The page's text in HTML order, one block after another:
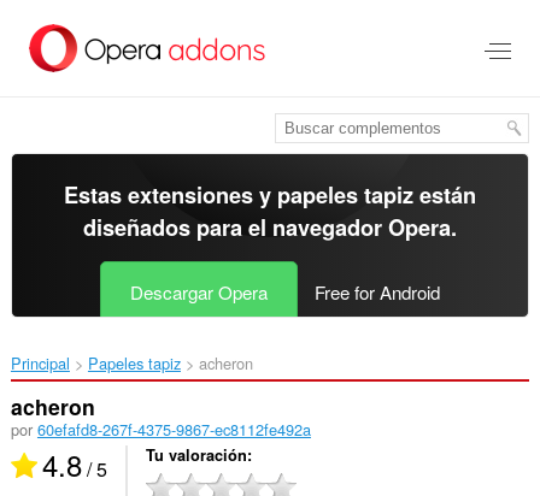
contenido
Estas extensiones y papeles tapiz están
diseñados para el navegador Opera.
Descargar Opera Free for Android
Principal Papeles tapiz acheron‎
acheron
por 60efafd8-267f-4375-9867-ec8112fe492a
4.8/ 5 Tu valoración